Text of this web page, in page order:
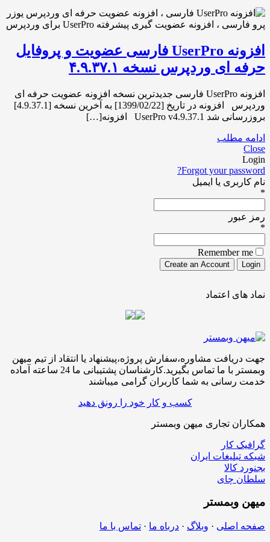
افزونه UserPro فارسی عضویت و پروفایل
حرفه ای وردپرس نسخه ۴.۹.۳۷.۱
افزونه UserPro فارسی جدیدترین نسخه افزونه عضویت حرفه ای
وردپرس افزونه در تاریخ [1399/02/22] به آخرین نسخه [4.9.37.1]
بروزرسانی شد UserPro v4.9.37.1 افزونه[…]
ادامه مطلب
Close
Login
Forgot your password?
نام کاربری یا ایمیل
*
رمز عبور
*
Remember me
نماد های اعتماد
جهت دریافت مشاوره،سفارش پروژه،پیشنهاد یا انتقاد از تیم میهن
وبمستر با ما تماس بگیرید.کارشناسان پشتیبانی ما 24 ساعته آماده
خدمت رسانی به شما کاربران گرامی میباشند
کسب و کار خود را رونق دهید
همکاران تجاری میهن وبمستر
گرافیک کار
شبکه تبلیغات ایران
بجنورد کالا
سلطان چای
میهن وبمستر
صفحه اصلی · وبلاگ · درباه ما · تماس با ما